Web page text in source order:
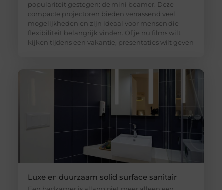
populariteit gestegen: de mini beamer. Deze
compacte projectoren bieden verrassend veel
mogelijkheden en zijn ideaal voor mensen die
flexibiliteit belangrijk vinden. Of je nu films wilt
kijken tijdens een vakantie, presentaties wilt geven
Luxe en duurzaam solid surface sanitair